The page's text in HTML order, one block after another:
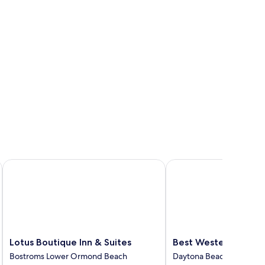
Lotus
Boutique
Inn
Lotus Boutique Inn & Suites
Bostroms Lower Ormond Beach
Lotus Boutique Inn & Suites
Best
Western
Aku
Best Western Aku
Daytona Beach Shores
Best Western Aku Tiki